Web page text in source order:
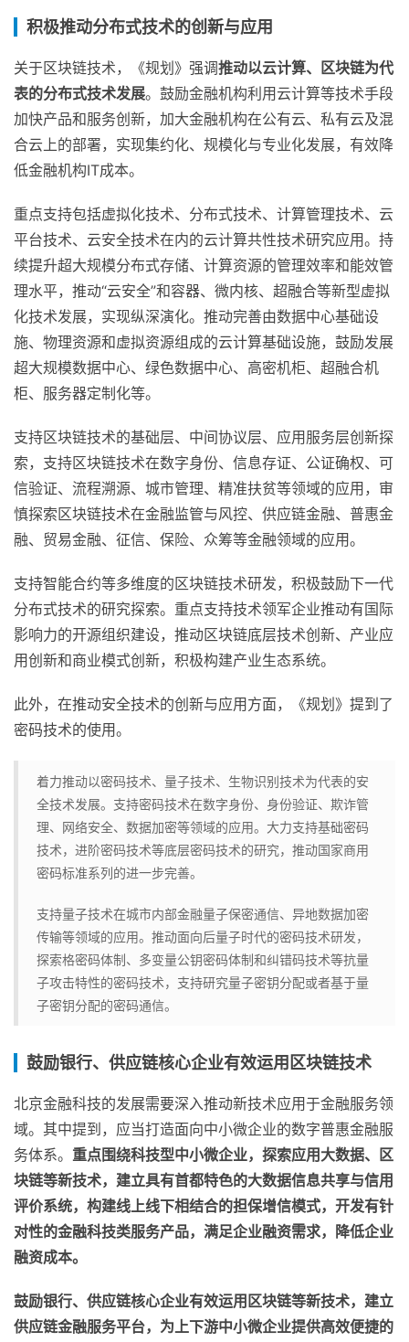
积极推动分布式技术的创新与应用
关于区块链技术，《规划》强调推动以云计算、区块链为代
表的分布式技术发展。鼓励金融机构利用云计算等技术手段
加快产品和服务创新，加大金融机构在公有云、私有云及混
合云上的部署，实现集约化、规模化与专业化发展，有效降
低金融机构IT成本。
重点支持包括虚拟化技术、分布式技术、计算管理技术、云
平台技术、云安全技术在内的云计算共性技术研究应用。持
续提升超大规模分布式存储、计算资源的管理效率和能效管
理水平，推动“云安全”和容器、微内核、超融合等新型虚拟
化技术发展，实现纵深演化。推动完善由数据中心基础设
施、物理资源和虚拟资源组成的云计算基础设施，鼓励发展
超大规模数据中心、绿色数据中心、高密机柜、超融合机
柜、服务器定制化等。
支持区块链技术的基础层、中间协议层、应用服务层创新探
索，支持区块链技术在数字身份、信息存证、公证确权、可
信验证、流程溯源、城市管理、精准扶贫等领域的应用，审
慎探索区块链技术在金融监管与风控、供应链金融、普惠金
融、贸易金融、征信、保险、众筹等金融领域的应用。
支持智能合约等多维度的区块链技术研发，积极鼓励下一代
分布式技术的研究探索。重点支持技术领军企业推动有国际
影响力的开源组织建设，推动区块链底层技术创新、产业应
用创新和商业模式创新，积极构建产业生态系统。
此外，在推动安全技术的创新与应用方面，《规划》提到了
密码技术的使用。
着力推动以密码技术、量子技术、生物识别技术为代表的安
全技术发展。支持密码技术在数字身份、身份验证、欺诈管
理、网络安全、数据加密等领域的应用。大力支持基础密码
技术，进阶密码技术等底层密码技术的研究，推动国家商用
密码标准系列的进一步完善。
支持量子技术在城市内部金融量子保密通信、异地数据加密
传输等领域的应用。推动面向后量子时代的密码技术研发，
探索格密码体制、多变量公钥密码体制和纠错码技术等抗量
子攻击特性的密码技术，支持研究量子密钥分配或者基于量
子密钥分配的密码通信。
鼓励银行、供应链核心企业有效运用区块链技术
北京金融科技的发展需要深入推动新技术应用于金融服务领
域。其中提到，应当打造面向中小微企业的数字普惠金融服
务体系。 重点围绕科技型中小微企业，探索应用大数据、区
块链等新技术，建立具有首都特色的大数据信息共享与信用
评价系统，构建线上线下相结合的担保增信模式，开发有针
对性的金融科技类服务产品，满足企业融资需求，降低企业
融资成本。
鼓励银行、供应链核心企业有效运用区块链等新技术，建立
供应链金融服务平台，为上下游中小微企业提供高效便捷的